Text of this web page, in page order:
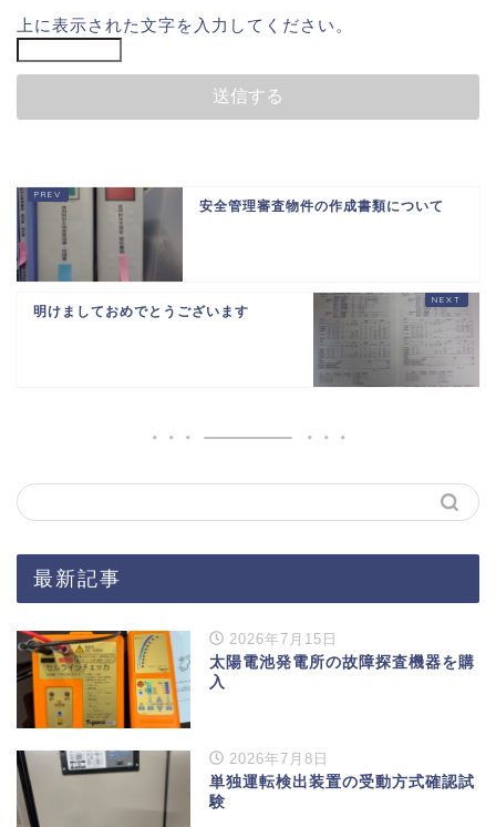
上に表示された文字を入力してください。
安全管理審査物件の作成書類について
明けましておめでとうございます
最新記事
2026年7月15日
太陽電池発電所の故障探査機器を購
入
2026年7月8日
単独運転検出装置の受動方式確認試
験